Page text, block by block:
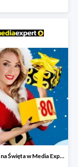
Prezenty na Święta w Media Expert do -80%